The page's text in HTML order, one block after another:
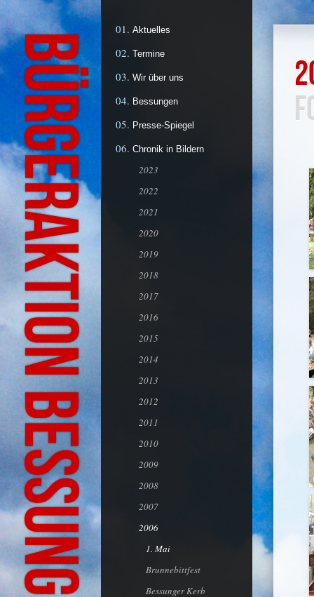
Aktuelles
Termine
Wir über uns
Bessungen
Presse-Spiegel
Chronik in Bildern
2023
2022
2021
2020
2019
2018
2017
2016
2015
2014
2013
2012
2011
2010
2009
2008
2007
2006
1. Mai
Brunnebittfest
Bessunger Kerb